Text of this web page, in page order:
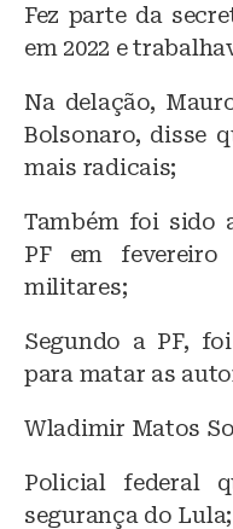
Fez parte da
em 2022 e
Na delação,
Bolsonaro, disse
mais radicais;
Também foi sido
PF em
militares;
Segundo a PF,
para matar as
Wladimir Matos
Policial federal
segurança do Lula;